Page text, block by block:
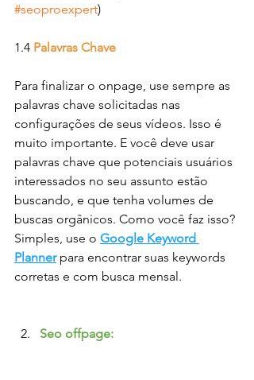
#seoproexpert)
1.4 Palavras Chave
Para finalizar o onpage, use sempre as
palavras chave solicitadas nas
configurações de seus vídeos. Isso é
muito importante. E você deve usar
palavras chave que potenciais usuários
interessados no seu assunto estão
buscando, e que tenha volumes de
buscas orgânicos. Como você faz isso?
Simples, use o Google Keyword
Planner para encontrar suas keywords
corretas e com busca mensal.
Seo offpage: